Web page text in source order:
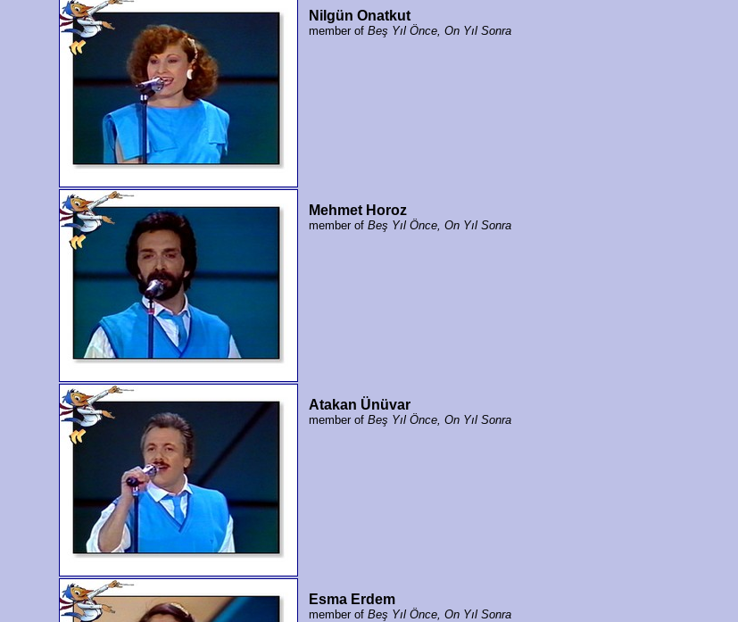
Nilgün Onatkut
member of Beş Yıl Önce, On Yıl Sonra
Mehmet Horoz
member of Beş Yıl Önce, On Yıl Sonra
Atakan Ünüvar
member of Beş Yıl Önce, On Yıl Sonra
Esma Erdem
member of Beş Yıl Önce, On Yıl Sonra